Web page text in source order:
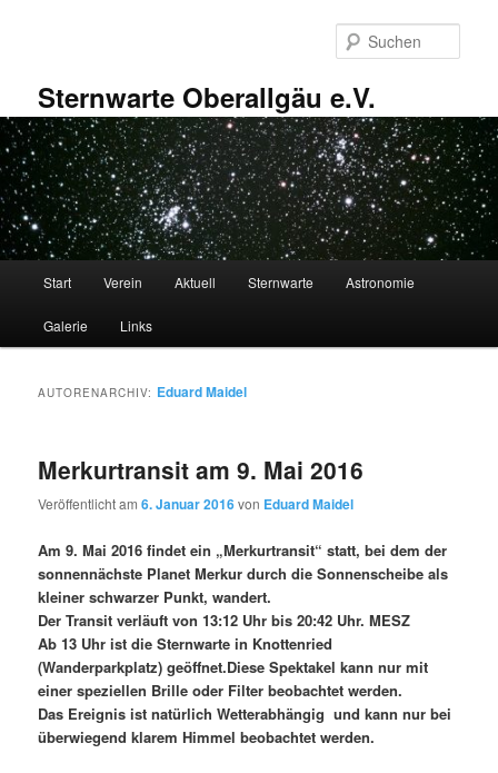
Sternwarte Oberallgäu e.V.
Start Verein Aktuell Sternwarte Astronomie
Galerie Links
AUTORENARCHIV: Eduard Maidel
Merkurtransit am 9. Mai 2016
Veröffentlicht am6. Januar 2016von Eduard Maidel
Am 9. Mai 2016 findet ein „Merkurtransit“ statt, bei dem der
sonnennächste Planet Merkur durch die Sonnenscheibe als
kleiner schwarzer Punkt, wandert.
Der Transit verläuft von 13:12 Uhr bis 20:42 Uhr. MESZ
Ab 13 Uhr ist die Sternwarte in Knottenried
(Wanderparkplatz) geöffnet.Diese Spektakel kann nur mit
einer speziellen Brille oder Filter beobachtet werden.
Das Ereignis ist natürlich Wetterabhängig und kann nur bei
überwiegend klarem Himmel beobachtet werden.